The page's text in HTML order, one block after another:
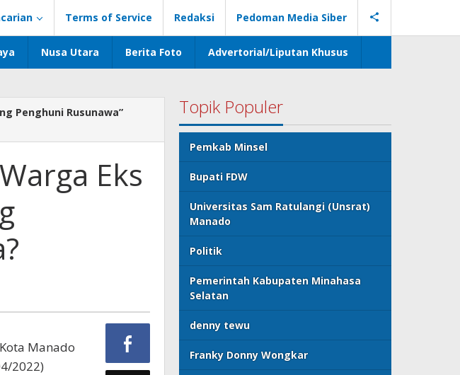
Terms of Service Redaksi Pedoman Media Siber
Nusa Utara Berita Foto Advertorial/Liputan Khusus
Penghuni Rusunawa”
Eks
Manado
2022)
Topik Populer
Pemkab Minsel
Bupati FDW
Universitas Sam Ratulangi (Unsrat)
Manado
Politik
Pemerintah Kabupaten Minahasa
Selatan
denny tewu
Franky Donny Wongkar